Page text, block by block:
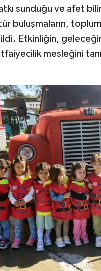
sunduğu ve afet
buluşmaların,
Etkinliğin,
itfaiyecilik mesleğini